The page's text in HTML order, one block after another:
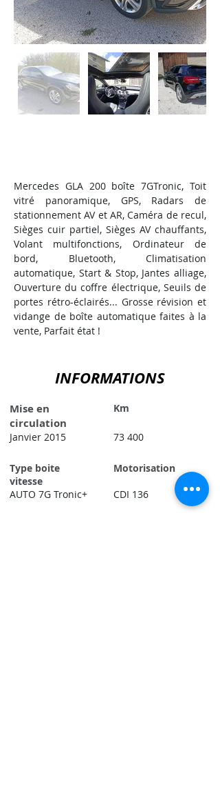
Mercedes GLA 200 boîte 7GTronic, Toit
vitré panoramique, GPS, Radars de
stationnement AV et AR, Caméra de recul,
Sièges cuir partiel, Sièges AV chauffants,
Volant multifonctions, Ordinateur de
bord, Bluetooth, Climatisation
automatique, Start & Stop, Jantes alliage,
Ouverture du coffre électrique, Seuils de
portes rétro-éclairés... Grosse révision et
vidange de boîte automatique faites à la
vente, Parfait état !
INFORMATIONS
Mise en
circulation
Janvier 2015
Type boite
vitesse
AUTO 7G Tronic+
Km
73 400
Motorisation
CDI 136